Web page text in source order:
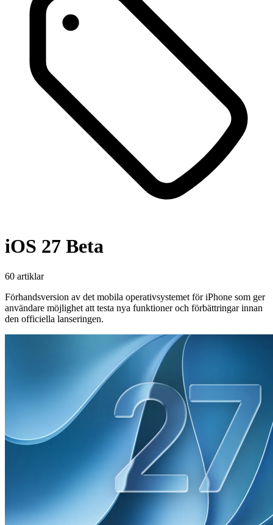
iOS 27 Beta
60 artiklar
Förhandsversion av det mobila operativsystemet för iPhone som ger
användare möjlighet att testa nya funktioner och förbättringar innan
den officiella lanseringen.